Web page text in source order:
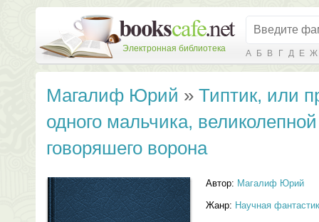
Электронная библиотека А Б В Г Д Е Ж
Магалиф Юрий » Типтик, или
одного мальчика,
говоряшего ворона
Автор: Магалиф Юрий
Жанр: Научная